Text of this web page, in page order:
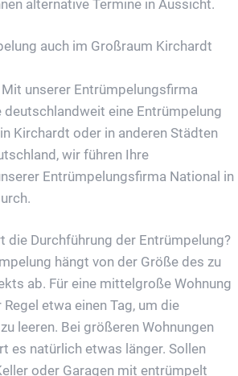
alternative Termine in Aussicht.
auch im Großraum Kirchardt
unserer Entrümpelungsfirma
deutschlandweit eine Entrümpelung
Kirchardt oder in anderen Städten
wir führen Ihre
Entrümpelungsfirma National in
die Durchführung der Entrümpelung?
hängt von der Größe des zu
ab. Für eine mittelgroße Wohnung
etwa einen Tag, um die
leeren. Bei größeren Wohnungen
es natürlich etwas länger. Sollen
oder Garagen mit entrümpelt